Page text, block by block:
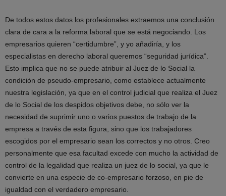
De todos estos datos los profesionales extraemos una conclusión
clara de cara a la reforma laboral que se está negociando. Los
empresarios quieren “certidumbre”, y yo añadiría, y los
especialistas en derecho laboral queremos “seguridad jurídica”.
Esto implica que no se puede atribuir al Juez de lo Social la
condición de pseudo-empresario, como establece actualmente
nuestra legislación, ya que en el control judicial que realiza el Juez
de lo Social de los despidos objetivos debe, no sólo ver la
necesidad de suprimir uno o varios puestos de trabajo de la
empresa a través de esta figura, sino que los trabajadores
escogidos por el empresario sean los correctos y no otros. Creo
personalmente que esa facultad excede con mucho la actividad de
control de la legalidad que realiza un juez de lo social, ya que le
convierte en una especie de co-empresario forzoso, en pie de
igualdad con el verdadero empresario.